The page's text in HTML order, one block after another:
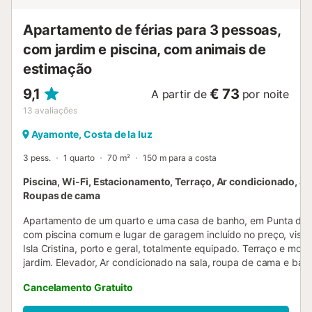
Apartamento de férias para 3 pessoas,
com jardim e piscina, com animais de
estimação
9,1
13 avaliações
A partir de € 73 por noite
Ayamonte, Costa de la luz
3 pess. 1 quarto 70 m² 150 m para a costa
Piscina, Wi-Fi, Estacionamento, Terraço, Ar condicionado,
Roupas de cama
Apartamento de um quarto e uma casa de banho, em Punta del
com piscina comum e lugar de garagem incluído no preço,
Isla Cristina, porto e geral, totalmente equipado. Terraço e
jardim. Elevador, Ar condicionado na sala, roupa de cama e
máquina de café, torradeira, tudo o necessário para se sentir
- Capacidade máxima 3 pessoas. - Dimensões 70m2, incluindo
Cancelamento Gratuito